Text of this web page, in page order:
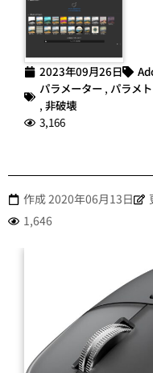
2023年09月26日
パラメーター , パラメ
, 非破壊
3,166
作成2020年06月13日
1,646